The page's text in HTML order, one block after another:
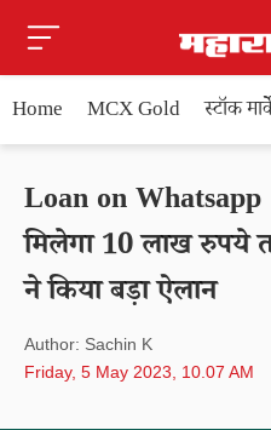
Home MCX Gold स्टॉक
Loan on
मिलेगा 10 लाख रुपये
ने किया बड़ा ऐलान
Author: Sachin K
Friday, 5 May 2023, 10.07 AM